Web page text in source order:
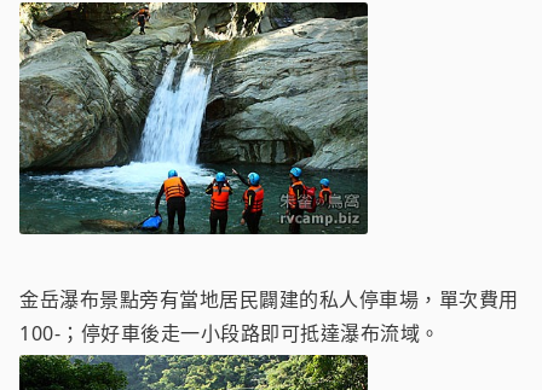
金岳瀑布景點旁有當地居民闢建的私人停車場，單次費用
100-；停好車後走一小段路即可抵達瀑布流域。